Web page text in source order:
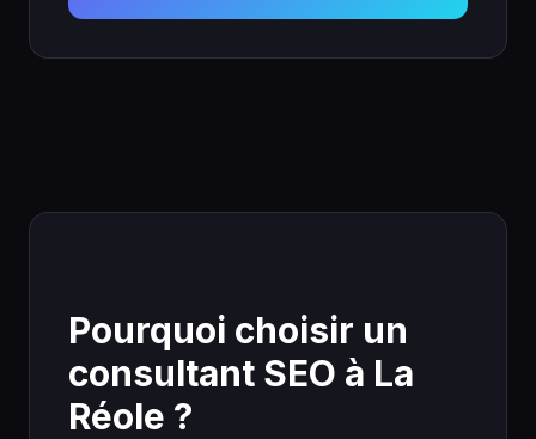
Pourquoi choisir un
consultant SEO à La
Réole ?